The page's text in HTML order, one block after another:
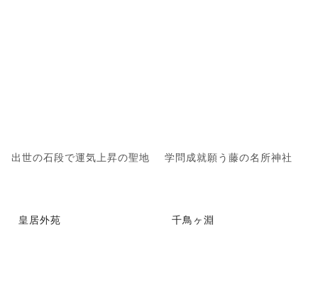
出世の石段で運気上昇の聖地 学問成就願う藤の名所神社
皇居外苑 千鳥ヶ淵